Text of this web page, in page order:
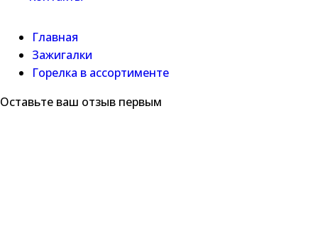
Главная
Зажигалки
Горелка в ассортименте
Оставьте ваш отзыв первым